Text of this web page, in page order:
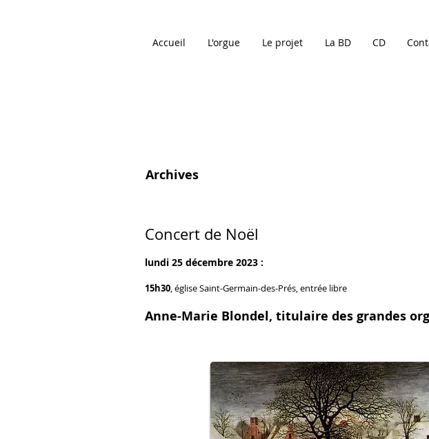
Accueil L'orgue Le projet La BD CD
Archives
Concert de Noël
lundi 25 décembre 2023 :
15h30, église Saint-Germain-des-Prés, entrée libre
Anne-Marie Blondel, titulaire des grandes